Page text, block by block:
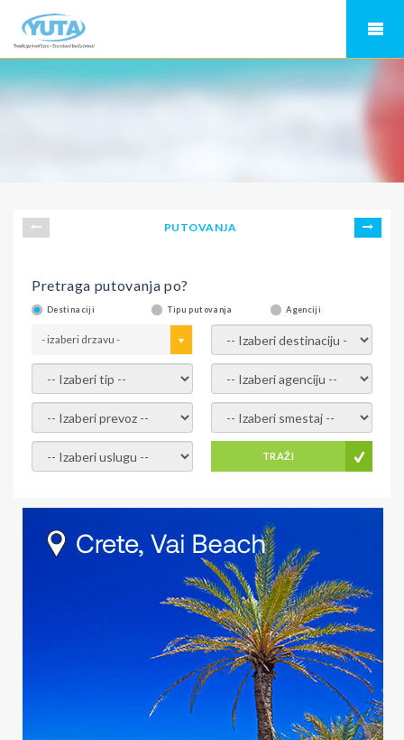
PUTOVANJA
Pretraga putovanja po?
Destinaciji Tipu putovanja Agenciji
- izaberi drzavu - - izaberi destinaciju -
- izaberi tip - - izaberi agenciju -
- izaberi prevoz - - Izaberite smestaj -
- Izaberite uslugu - TRAŽI